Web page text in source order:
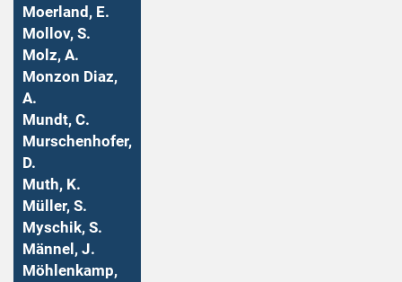
Moerland, E.
Mollov, S.
Molz, A.
Monzon Diaz,
A.
Mundt, C.
Murschenhofer,
D.
Muth, K.
Müller, S.
Myschik, S.
Männel, J.
Möhlenkamp,